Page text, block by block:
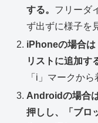
する。 フリーダ
ず出ずに様子を
iPhoneの場合は
リストに追加す
「i」マークか
Androidの場合
押しし、「ブロ